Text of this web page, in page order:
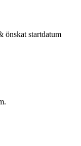
önskat startdatum